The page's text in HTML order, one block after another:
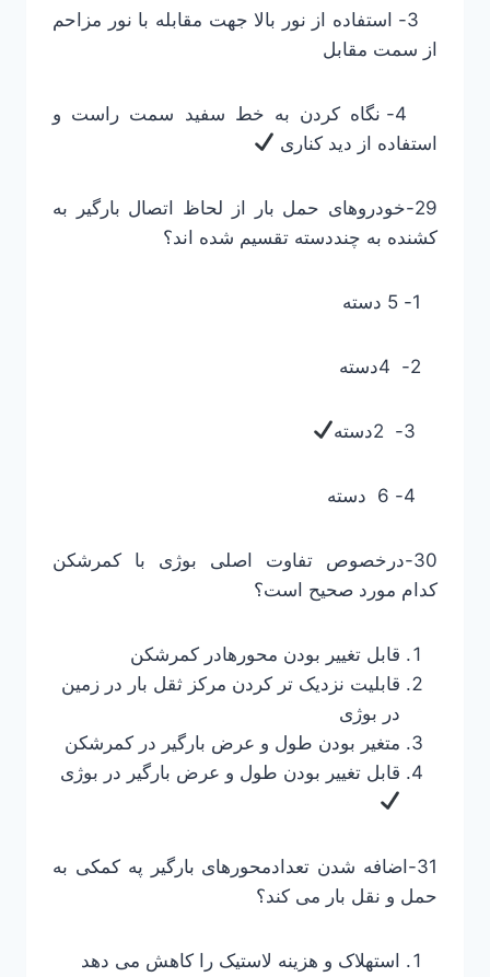
3- استفاده از نور بالا جهت مقابله با نور مزاحم
از سمت مقابل
4- نگاه کردن به خط سفید سمت راست و
استفاده از دید کناری
29-خودروهای حمل بار از لحاظ اتصال بارگیر به
کشنده به چنددسته تقسیم شده اند؟
30-درخصوص تفاوت اصلی بوژی با کمرشکن
کدام مورد صحیح است؟
قابل تغییر بودن محورهادر کمرشکن
قابلیت نزدیک تر کردن مرکز ثقل بار در زمین
در بوژی
متغیر بودن طول و عرض بارگیر در کمرشکن
قابل تغییر بودن طول و عرض بارگیر در بوژی
31-اضافه شدن تعدادمحورهای بارگیر په کمکی به
حمل و نقل بار می کند؟
استهلاک و هزینه لاستیک را کاهش می دهد